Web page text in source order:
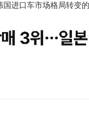
进口车市场格局转变的